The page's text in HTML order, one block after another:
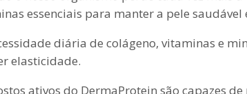
essenciais para manter a pele saudável
diária de colágeno, vitaminas e
elasticidade.
ativos do DermaProtein são capazes